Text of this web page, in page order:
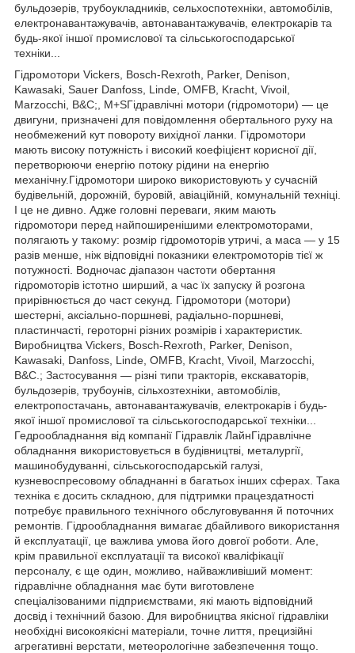
бульдозерів, трубоукладників, сельхоспотехніки, автомобілів,
електронавантажувачів, автонавантажувачів, електрокарів та
будь-якої іншої промислової та сільськогосподарської
техніки...
Гідромотори Vickers, Bosch-Rexroth, Parker, Denison,
Kawasaki, Sauer Danfoss, Linde, OMFB, Kracht, Vivoil,
Marzocchi, B&C;, M+SГідравлічні мотори (гідромотори) — це
двигуни, призначені для повідомлення обертального руху на
необмежений кут повороту вихідної ланки. Гідромотори
мають високу потужність і високий коефіцієнт корисної дії,
перетворюючи енергію потоку рідини на енергію
механічну.Гідромотори широко використовують у сучасній
будівельній, дорожній, буровій, авіаційній, комунальній техніці.
І це не дивно. Адже головні переваги, яким мають
гідромотори перед найпоширенішими електромоторами,
полягають у такому: розмір гідромоторів утричі, а маса — у 15
разів менше, ніж відповідні показники електромоторів тієї ж
потужності. Водночас діапазон частоти обертання
гідромоторів істотно ширший, а час їх запуску й розгона
прирівнюється до част секунд. Гідромотори (мотори)
шестерні, аксіально-поршневі, радіально-поршневі,
пластинчасті, героторні різних розмірів і характеристик.
Виробництва Vickers, Bosch-Rexroth, Parker, Denison,
Kawasaki, Danfoss, Linde, OMFB, Kracht, Vivoil, Marzocchi,
B&C.; Застосування — різні типи тракторів, екскаваторів,
бульдозерів, трубоунів, сільхозтехніки, автомобілів,
електропостачань, автонавантажувачів, електрокарів і будь-
якої іншої промислової та сільськогосподарської техніки...
Гедрообладнання від компанії Гідравлік ЛайнГідравлічне
обладнання використовується в будівництві, металургії,
машинобудуванні, сільськогосподарській галузі,
кузневоспресовому обладнанні в багатьох інших сферах. Така
техніка є досить складною, для підтримки працездатності
потребує правильного технічного обслуговування й поточних
ремонтів. Гідрообладнання вимагає дбайливого використання
й експлуатації, це важлива умова його довгої роботи. Але,
крім правильної експлуатації та високої кваліфікації
персоналу, є ще один, можливо, найважливіший момент:
гідравлічне обладнання має бути виготовлене
спеціалізованими підприємствами, які мають відповідний
досвід і технічний базою. Для виробництва якісної гідравліки
необхідні високоякісні матеріали, точне лиття, прецизійні
агрегативні верстати, метеорологічне забезпечення тощо.